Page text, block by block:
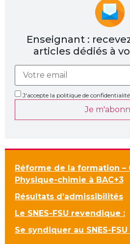
Enseignant :
articles dédiés à
J'accepte la politique de confidentialité
Je
Réforme de la formation –
Physique-chimie à BAC+3
Résultats d’admissibilités
Le SNES-FSU revendique :
Se syndiquer au SNES-